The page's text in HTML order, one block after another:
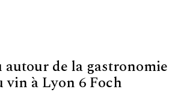
autour de la gastronomie
vin à Lyon 6 Foch